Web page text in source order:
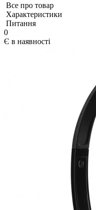
Все про товар
Характеристики
Питання
0
Є в наявності